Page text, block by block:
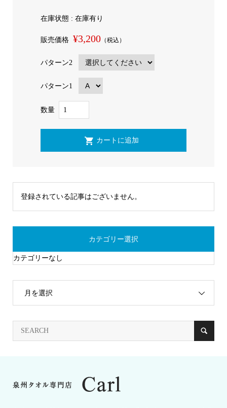
在庫状態 : 在庫有り
販売価格 ¥3,200（税込）
パターン2
パターン1
数量
登録されている記事はございません。
カテゴリー選択
カテゴリーなし
月を選択